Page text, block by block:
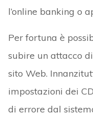
l’online banking o
Per fortuna è
subire un attacco
sito Web.
impostazioni dei
di errore dal